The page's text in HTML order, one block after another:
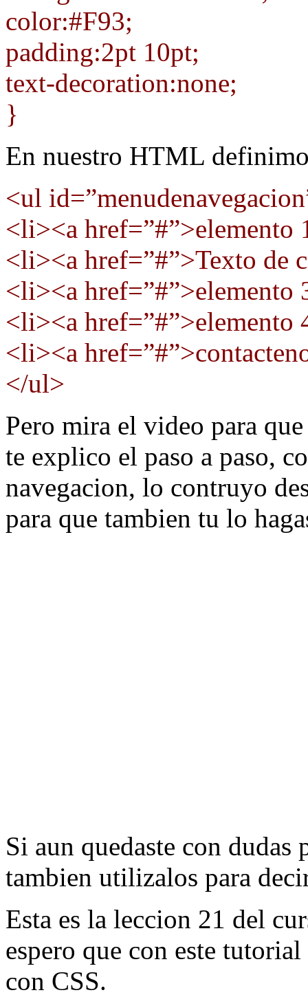
color:#F93;
padding:2pt 10pt;
text-decoration:none;
}
En nuestro HTML
<ul
<li><a href=”#”>elemento
<li><a href=”#”>Texto de
<li><a href=”#”>elemento
<li><a href=”#”>elemento
<li><a
</ul>
Pero mira el video para
te explico el paso a paso,
navegacion, lo contruyo
para que tambien tu lo
Si aun quedaste con
tambien utilizalos para
Esta es la leccion 21 del
espero que con este
con CSS.